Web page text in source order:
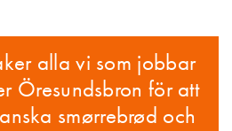
alla vi som jobbar
Öresundsbron för att
smørrebrød och